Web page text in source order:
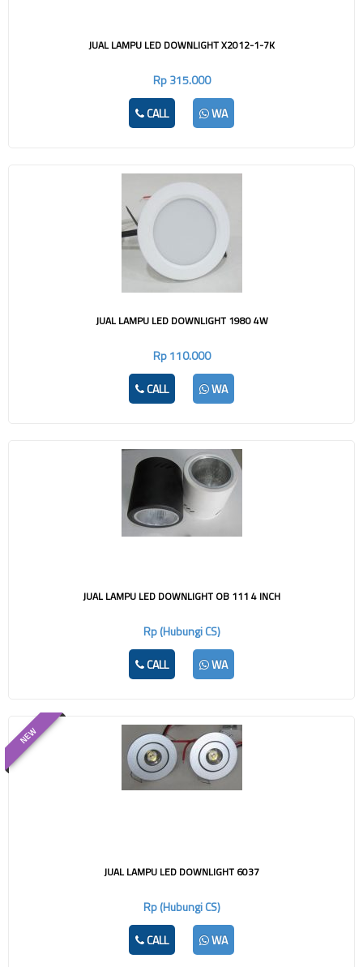
JUAL LAMPU LED DOWNLIGHT X2012-1-7K
Rp 315.000
CALL
WA
JUAL LAMPU LED DOWNLIGHT 1980 4W
Rp 110.000
CALL
WA
JUAL LAMPU LED DOWNLIGHT OB 111 4 INCH
Rp (Hubungi CS)
CALL
WA
NEW
JUAL LAMPU LED DOWNLIGHT 6037
Rp (Hubungi CS)
CALL
WA